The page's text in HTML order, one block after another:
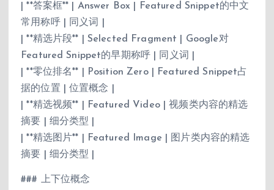
| **答案框** | Answer Box | Featured Snippet的中文
常用称呼 | 同义词 |
| **精选片段** | Selected Fragment | Google对
Featured Snippet的早期称呼 | 同义词 |
| **零位排名** | Position Zero | Featured Snippet占
据的位置 | 位置概念 |
| **精选视频** | Featured Video | 视频类内容的精选
摘要 | 细分类型 |
| **精选图片** | Featured Image | 图片类内容的精选
摘要 | 细分类型 |
### 上下位概念